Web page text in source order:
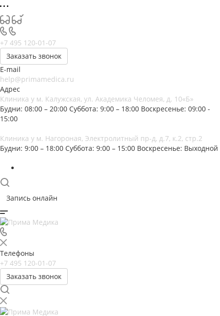
+7 495 120-01-07
Заказать звонок
E-mail
help@primamedica.ru
Адрес
Клиника у м. Калужская, ул. Академика Челомея, д. 10«Б»
Будни: 08:00 – 20:00 Суббота: 9:00 – 18:00 Воскресенье: 09:00 -
15:00
Клиника у м. Нагороная, Электролитный пр-д, д.7, к.2, стр.2
Будни: 9:00 – 18:00 Суббота: 9:00 – 15:00 Воскресенье: Выходной
Запись онлайн
Телефоны
+7 495 120-01-07
Заказать звонок